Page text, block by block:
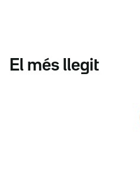
El més llegit